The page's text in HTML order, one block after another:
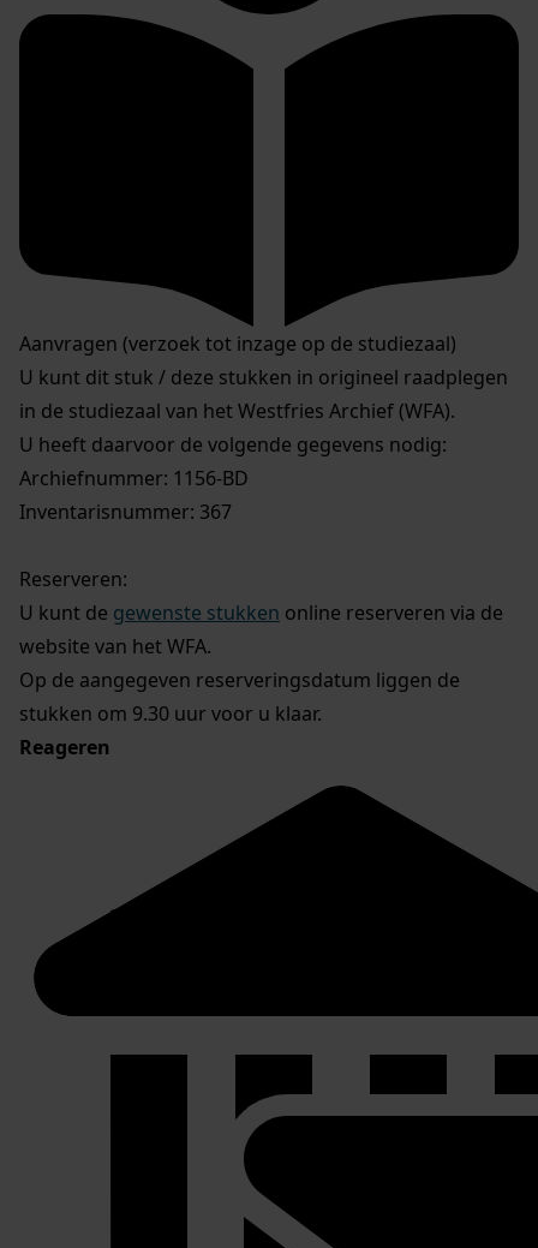
Aanvragen (verzoek tot inzage op de studiezaal)
U kunt dit stuk / deze stukken in origineel raadplegen
in de studiezaal van het Westfries Archief (WFA).
U heeft daarvoor de volgende gegevens nodig:
Archiefnummer: 1156-BD
Inventarisnummer: 367
Reserveren:
U kunt de gewenste stukken online reserveren via de
website van het WFA.
Op de aangegeven reserveringsdatum liggen de
stukken om 9.30 uur voor u klaar.
Reageren